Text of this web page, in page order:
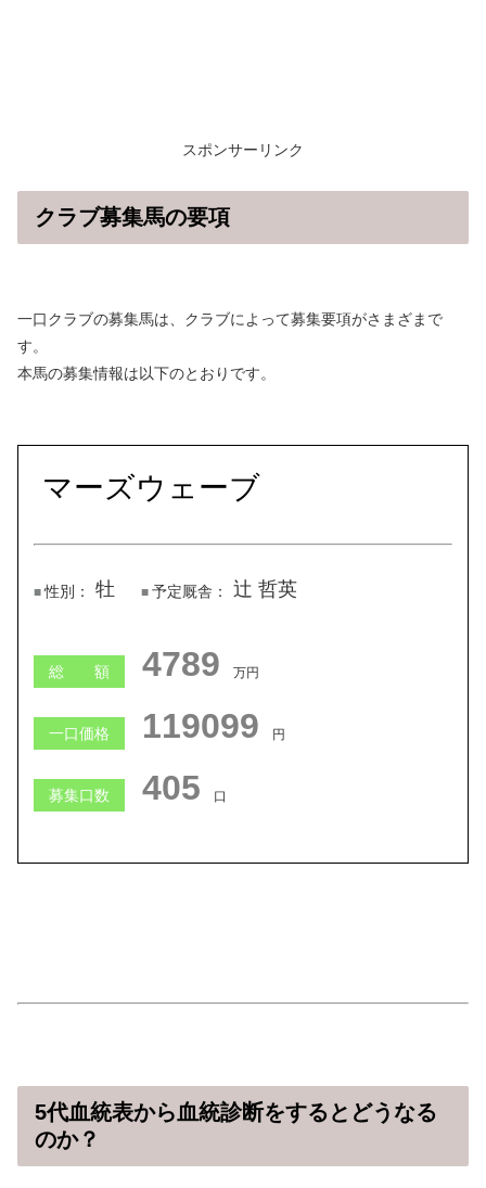
スポンサーリンク
クラブ募集馬の要項
一口クラブの募集馬は、クラブによって募集要項がさまざまで
す。
本馬の募集情報は以下のとおりです。
マーズウェーブ
性別： 牡 予定厩舎： 辻 哲英
総 額 4786 万円
一口価格 119034 円
募集口数 405 口
5代血統表から血統診断をするとどうなる
のか？